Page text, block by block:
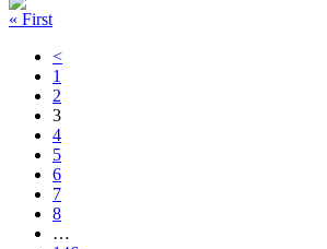
« First
<
1
2
3
4
5
6
7
8
…